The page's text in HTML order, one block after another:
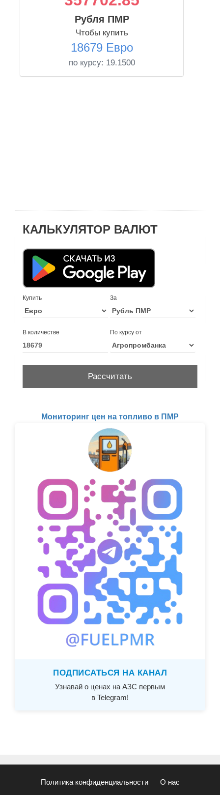
Рубля ПМР
Чтобы купить
18679 Евро
по курсу: 19.1500
КАЛЬКУЛЯТОР ВАЛЮТ
Купить За
В количестве По курсу от
Мониторинг цен на топливо в ПМР
ПОДПИСАТЬСЯ НА КАНАЛ
Узнавай о ценах на АЗС первым
в Telegram!
Политика конфиденциальности О нас